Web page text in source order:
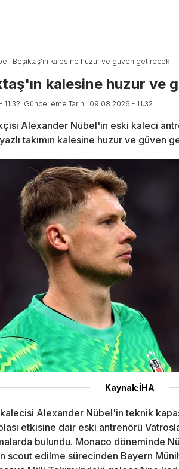
Beşiktaş'ın kalesine huzur ve güven getirecek
kalesine huzur ve
11:32 | Güncelleme Tarihi: 09.08.2026 - 11:32
Alexander Nübel'in eski kaleci
takımın kalesine huzur ve güven
Kaynak:İHA
Alexander Nübel'in teknik
etkisine dair eski antrenörü
bulundu. Monaco döneminde
scout edilme sürecinden Bayern